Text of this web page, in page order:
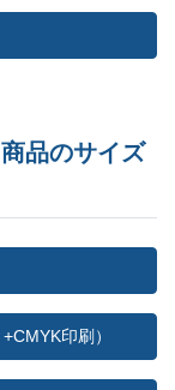
商品のサイズ
印刷）